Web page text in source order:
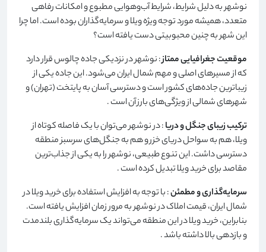
نوشهر به دلیل شرایط، شرایط آب‌وهوایی مطبوع و امکانات رفاهی
متعدد، همیشه مورد توجه ویژه ویلا و سرمایه‌گذاران بوده است. اما چرا
این شهر به چنین محبوبیتی دست یافته است؟
موقعیت جغرافیایی ممتاز: نوشهر در نزدیکی جاده چالوس قرار دارد
که از مسیرهای اصلی و مهم شمال ایران می‌شود. این جاده یکی از
زیباترین جاده‌های کشور است و دسترسی آسان به پایتخت (تهران) و
شهرهای شمالی از ویژگی‌های بارز آن است.
ترکیب زیبای جنگل و دریا: در نوشهر می‌توان با یک فاصله کوتاه از
ویلا، هم به سواحل دریای خزر و هم به جنگل‌های سرسبز منطقه
دسترسی داشت. این تنوع طبیعی، نوشهر را به یکی از جذاب‌ترین
مقاصد برای خرید ویلا تبدیل کرده است.
سرمایه‌گذاری و مطمئن: با توجه به افزایش استفاده برای خرید ویلا در
شمال ایران، قیمت املاک در نوشهر به مرور زمان افزایش یافته است.
بنابراین، خرید ویلا در این منطقه می‌تواند یک سرمایه‌گذاری بلندمدت
و بازدهی بالا داشته باشد.